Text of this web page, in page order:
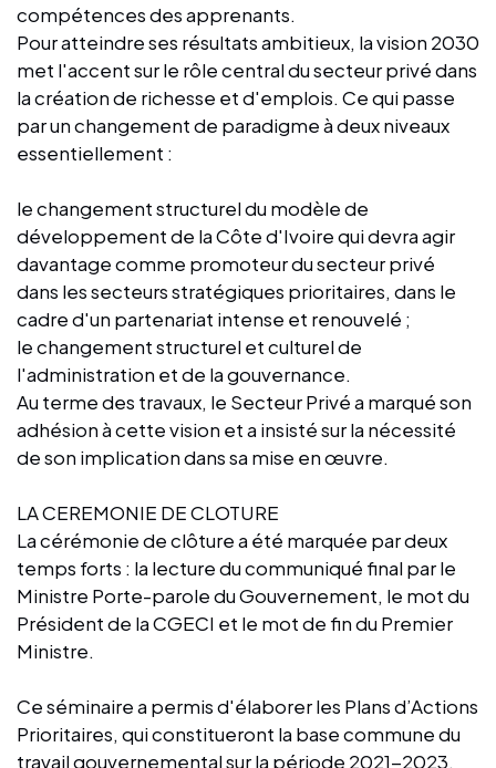
compétences des apprenants.
Pour atteindre ses résultats ambitieux, la vision 2030
met l'accent sur le rôle central du secteur privé dans
la création de richesse et d'emplois. Ce qui passe
par un changement de paradigme à deux niveaux
essentiellement :
le changement structurel du modèle de
développement de la Côte d'Ivoire qui devra agir
davantage comme promoteur du secteur privé
dans les secteurs stratégiques prioritaires, dans le
cadre d'un partenariat intense et renouvelé ;
le changement structurel et culturel de
l'administration et de la gouvernance.
Au terme des travaux, le Secteur Privé a marqué son
adhésion à cette vision et a insisté sur la nécessité
de son implication dans sa mise en œuvre.
LA CEREMONIE DE CLOTURE
La cérémonie de clôture a été marquée par deux
temps forts : la lecture du communiqué final par le
Ministre Porte-parole du Gouvernement, le mot du
Président de la CGECI et le mot de fin du Premier
Ministre.
Ce séminaire a permis d'élaborer les Plans d’Actions
Prioritaires, qui constitueront la base commune du
travail gouvernemental sur la période 2021-2023,